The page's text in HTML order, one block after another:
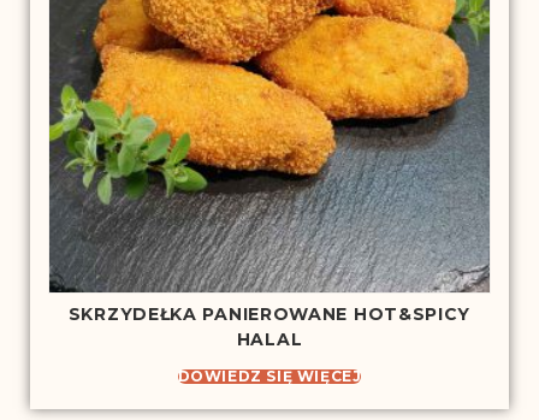
SKRZYDEŁKA PANIEROWANE HOT&SPICY
HALAL
DOWIEDZ SIĘ WIĘCEJ